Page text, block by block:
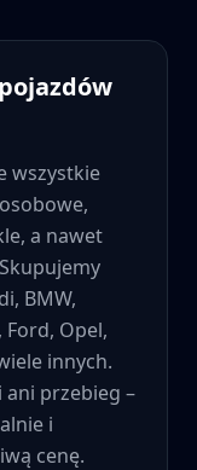
wszystkie
a nawet
BMW,
Opel,
innych.
przebieg –
i
cenę.